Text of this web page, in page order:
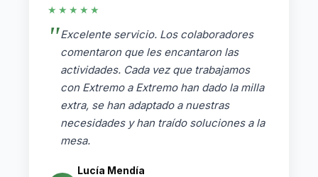
★★★★★
Excelente servicio. Los colaboradores
comentaron que les encantaron las
actividades. Cada vez que trabajamos
con Extremo a Extremo han dado la milla
extra, se han adaptado a nuestras
necesidades y han traído soluciones a la
mesa.
Lucía Mendía